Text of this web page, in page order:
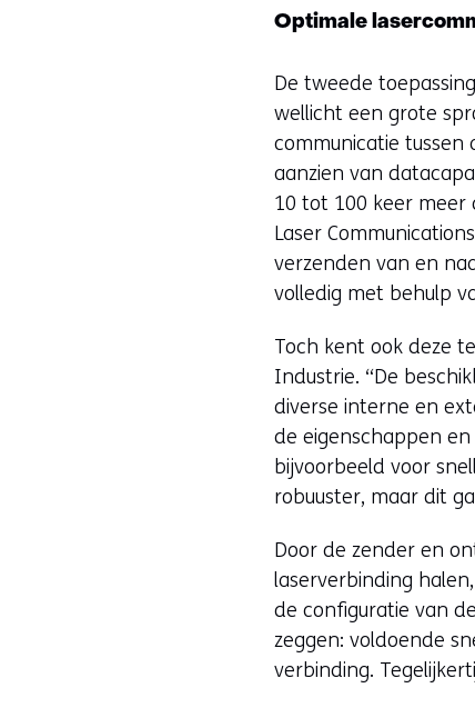
Optimale
De tweede
wellicht een grote
communicatie
aanzien van
10 tot 100 keer meer
Laser
verzenden van en
volledig met behulp
Toch kent ook deze
Industrie. “De
diverse interne en
de eigenschappen
bijvoorbeeld voor
robuuster, maar dit
Door de zender en
laserverbinding
de configuratie van
zeggen: voldoende
verbinding.